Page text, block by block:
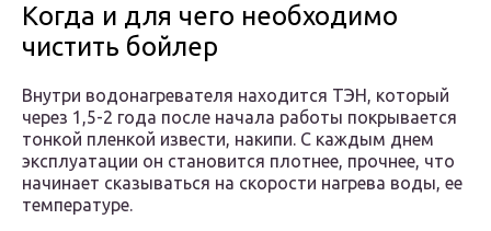
Когда и для чего необходимо
чистить бойлер
Внутри водонагревателя находится ТЭН, который
через 1,5-2 года после начала работы покрывается
тонкой пленкой извести, накипи. С каждым днем
эксплуатации он становится плотнее, прочнее, что
начинает сказываться на скорости нагрева воды, ее
температуре.